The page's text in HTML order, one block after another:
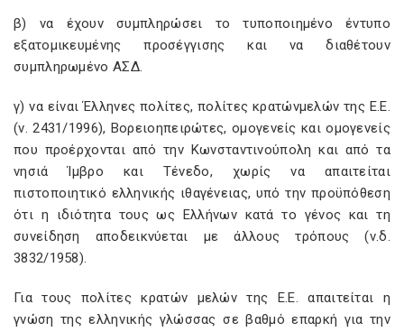
β) να έχουν συμπληρώσει το τυποποιημένο έντυπο
εξατομικευμένης προσέγγισης και να διαθέτουν
συμπληρωμένο ΑΣΔ.
γ) να είναι Έλληνες πολίτες, πολίτες κρατώνμελών της Ε.Ε.
(ν. 2431/1996), Βορειοηπειρώτες, ομογενείς και ομογενείς
που προέρχονται από την Κωνσταντινούπολη και από τα
νησιά Ίμβρο και Τένεδο, χωρίς να απαιτείται
πιστοποιητικό ελληνικής ιθαγένειας, υπό την προϋπόθεση
ότι η ιδιότητα τους ως Ελλήνων κατά το γένος και τη
συνείδηση αποδεικνύεται με άλλους τρόπους (ν.δ.
3832/1958).
Για τους πολίτες κρατών μελών της Ε.Ε. απαιτείται η
γνώση της ελληνικής γλώσσας σε βαθμό επαρκή για την